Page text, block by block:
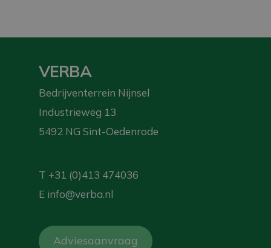
VERBA
Bedrijventerrein Nijnsel
Industrieweg 13
5492 NG Sint-Oedenrode
T +31 (0)413 474036
E info@verba.nl
Adviesaanvraag